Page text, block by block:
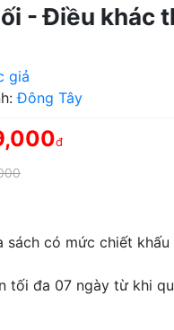
- Điều khác
giả
Đông Tây
đ
sách có mức chiết
tối đa 07 ngày từ khi